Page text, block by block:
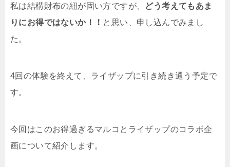
私は結構財布の紐が固い方ですが、 どう考えてもあま
りにお得ではないか！！ と思い、申し込んでみまし
た。
4回の体験を終えて、ライザップに引き続き通う予定で
す。
今回はこのお得過ぎるマルコとライザップのコラボ企
画について紹介します。